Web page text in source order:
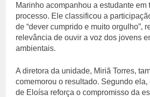
Marinho acompanhou a estudante em
processo. Ele classificou a
de “dever cumprido e muito orgulho”,
relevância de ouvir a voz dos jovens
ambientais.
A diretora da unidade, Miriã Torres,
comemorou o resultado. Segundo
de Eloísa reforça o compromisso da